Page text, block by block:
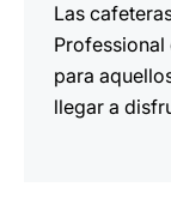
Las
Professional
para
llegar a